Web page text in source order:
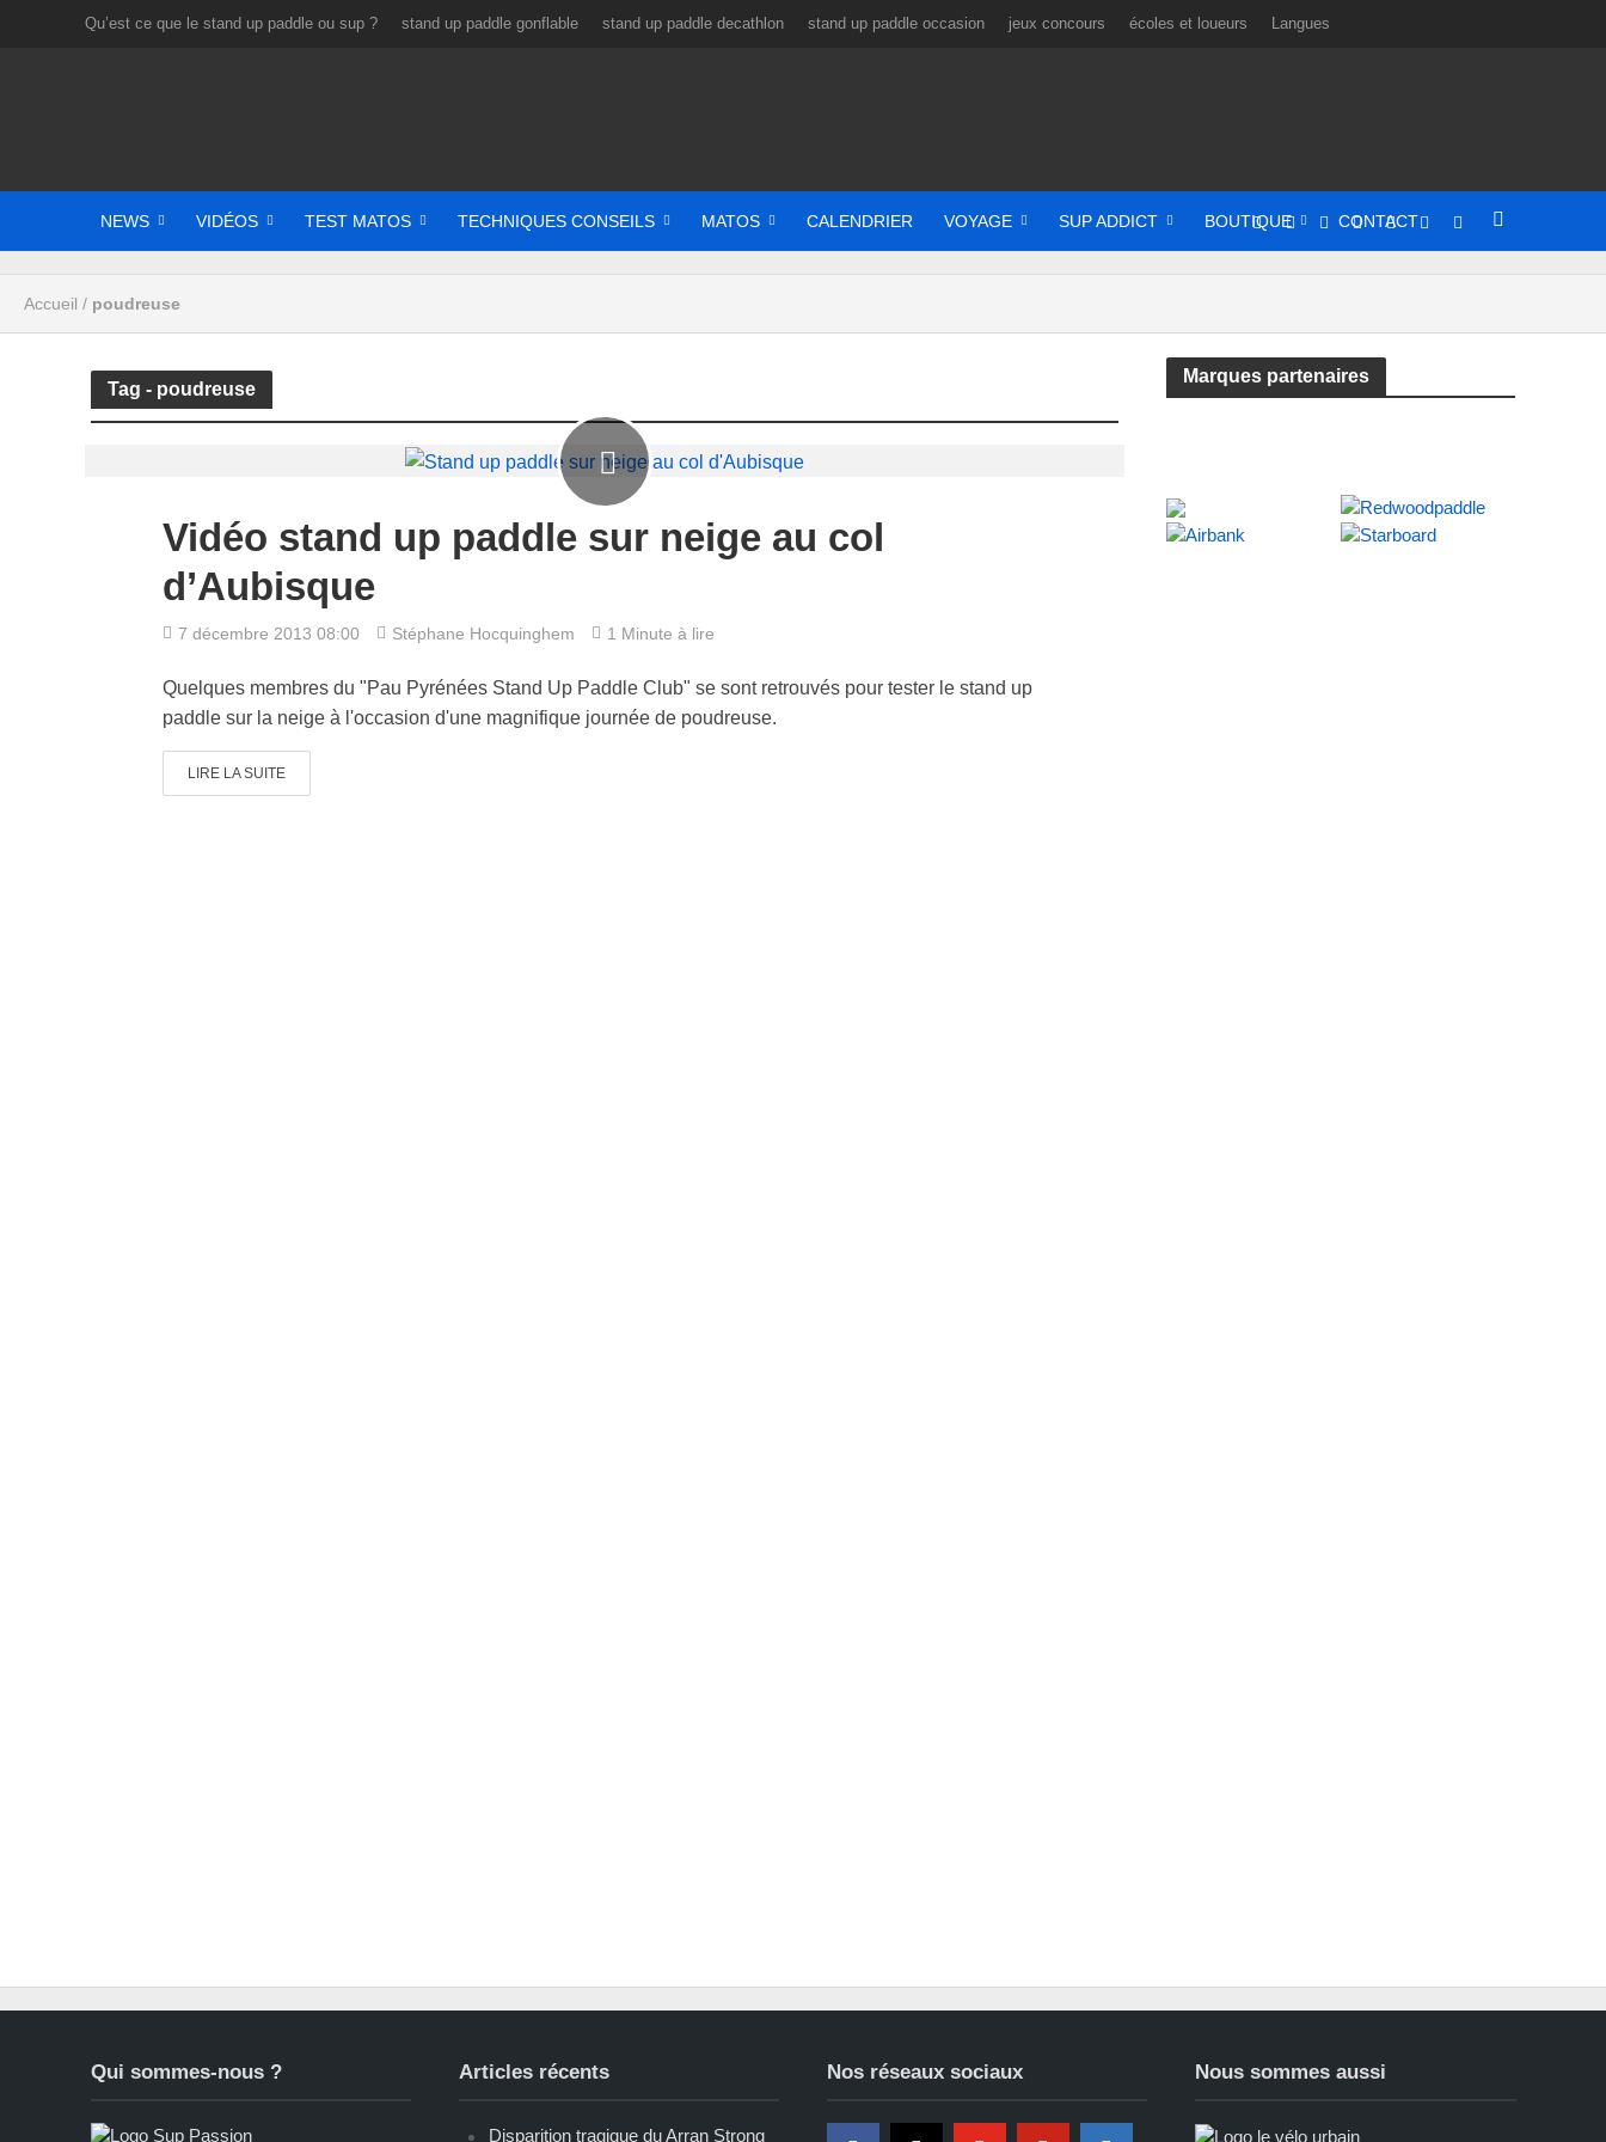
Qu’est ce que le stand up paddle ou sup ? stand up paddle gonflable stand up paddle decathlon stand up paddle occasion jeux concours écoles et loueurs Langues
NEWS VIDÉOS TEST MATOS TECHNIQUES CONSEILS MATOS CALENDRIER VOYAGE SUP ADDICT BOUTIQUE CONTACT
Accueil / poudreuse
Tag - poudreuse
Vidéo stand up paddle sur neige au col
d’Aubisque
7 décembre 2013 08:00 Stéphane Hocquinghem 1 Minute à lire
Quelques membres du "Pau Pyrénées Stand Up Paddle Club" se sont retrouvés pour tester le stand up
paddle sur la neige à l'occasion d'une magnifique journée de poudreuse.
LIRE LA SUITE
Marques partenaires
Qui sommes-nous ? Articles récents
Disparition tragique du Arran Strong
Nos réseaux sociaux Nous sommes aussi